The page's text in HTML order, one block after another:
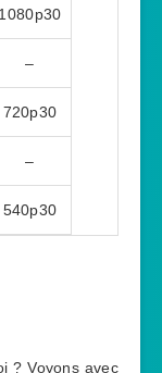
1080p30
–
720p30
–
540p30
? Voyons avec